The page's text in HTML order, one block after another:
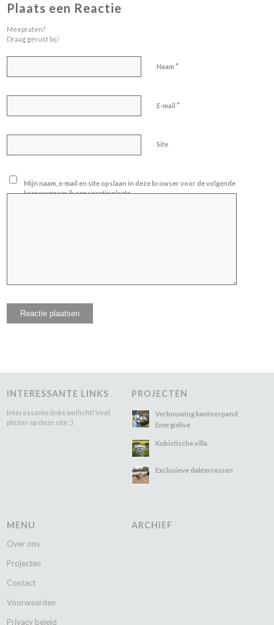
Plaats een Reactie
Meepraten?
Draag gerust bij!
Naam*
E-mail*
Site
Mijn naam, e-mail en site opslaan in deze browser voor de volgende
keer wanneer ik een reactie plaats.
INTERESSANTE LINKS
Interessante links wellicht? Veel
plezier op deze site :)
PROJECTEN
Verbouwing kantoorpand
Energielive
Kubistische villa
Exclusieve dakterrassen
MENU
Over ons
Projecten
Contact
Voorwaarden
Privacy beleid
ARCHIEF